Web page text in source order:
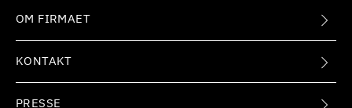
OM FIRMAET
KONTAKT
PRESSE